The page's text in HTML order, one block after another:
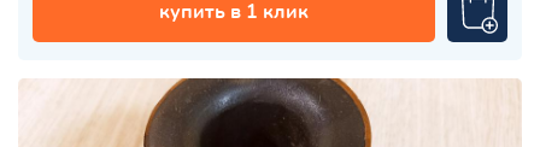
купить в 1 клик